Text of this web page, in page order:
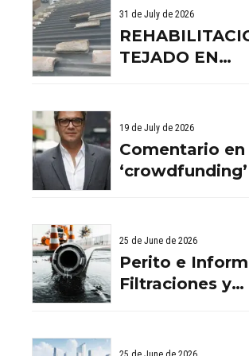
31 de July de 2026
TEJADO EN
19 de July de 2026
Comentario en
llega al ladrillo
Comentario en
‘crowdfunding’
25 de June de 2026
Perito e
Filtraciones y
Debes Saber